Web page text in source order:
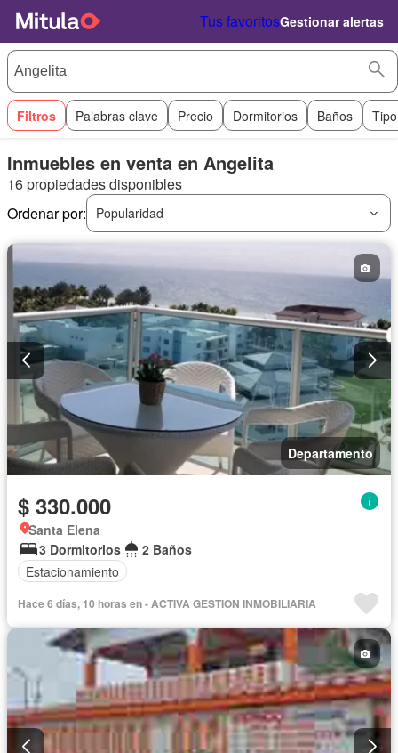
Tus favoritosGestionar alertas
Filtros Palabras clave Precio Dormitorios Baños
Inmuebles en venta en Angelita
16 propiedades disponibles
Ordenar por:
Popularidad
Departamento
$ 330.000
Santa Elena
3 Dormitorios
2 Baños
Estacionamiento
Hace 6 días, 10 horas en - ACTIVA GESTION INMOBILIARIA